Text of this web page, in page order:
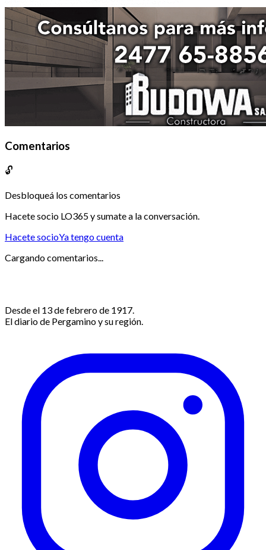
Comentarios
🔓
Desbloqueá los comentarios
Hacete socio LO365 y sumate a la conversación.
Hacete socioYa tengo cuenta
Cargando comentarios...
Desde el 13 de febrero de 1917.
El diario de Pergamino y su región.